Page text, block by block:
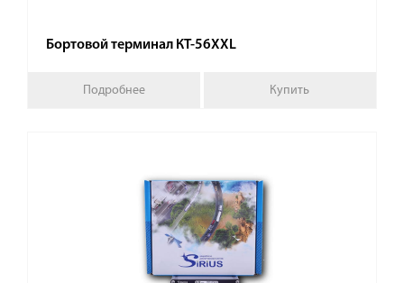
Бортовой терминал КТ-56XXL
Подробнее Купить